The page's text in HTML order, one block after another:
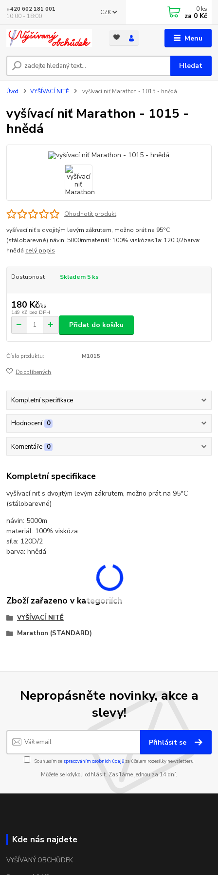
Menu
CZK
Hledat
+420 602 181 001
10:00 - 18:00
0 ks
za 0 Kč
Úvod VYŠÍVACÍ NITĚ vyšívací niť Marathon - 1015 - hnědá
vyšívací niť Marathon - 1015 -
hnědá
Ohodnotit produkt
vyšívací niť s dvojitým levým zákrutem, možno prát na 95°C
(stálobarevné) návin: 5000mmateriál: 100% viskózasíla: 120D/2barva:
hnědá celý popis
Dostupnost Skladem 5 ks
180 Kč/ks
149 Kč bez DPH
Přidat do košíku
Číslo produktu: M1015
Do oblíbených
Kompletní specifikace
Hodnocení 0
Komentáře 0
Kompletní specifikace
vyšívací niť s dvojitým levým zákrutem, možno prát na 95°C
(stálobarevné)
návin: 5000m
materiál: 100% viskóza
síla: 120D/2
barva: hnědá
Zboží zařazeno v kategoriích
VYŠÍVACÍ NITĚ
Marathon (STANDARD)
Nepropásněte novinky, akce a
slevy!
Přihlásit se
Souhlasím se zpracováním osobních údajůza účelem rozesílky newsletteru.
Můžete se kdykoli odhlásit. Zasíláme jednou za 14 dní.
Kde nás najdete
VYŠÍVANÝ OBCHŮDEK